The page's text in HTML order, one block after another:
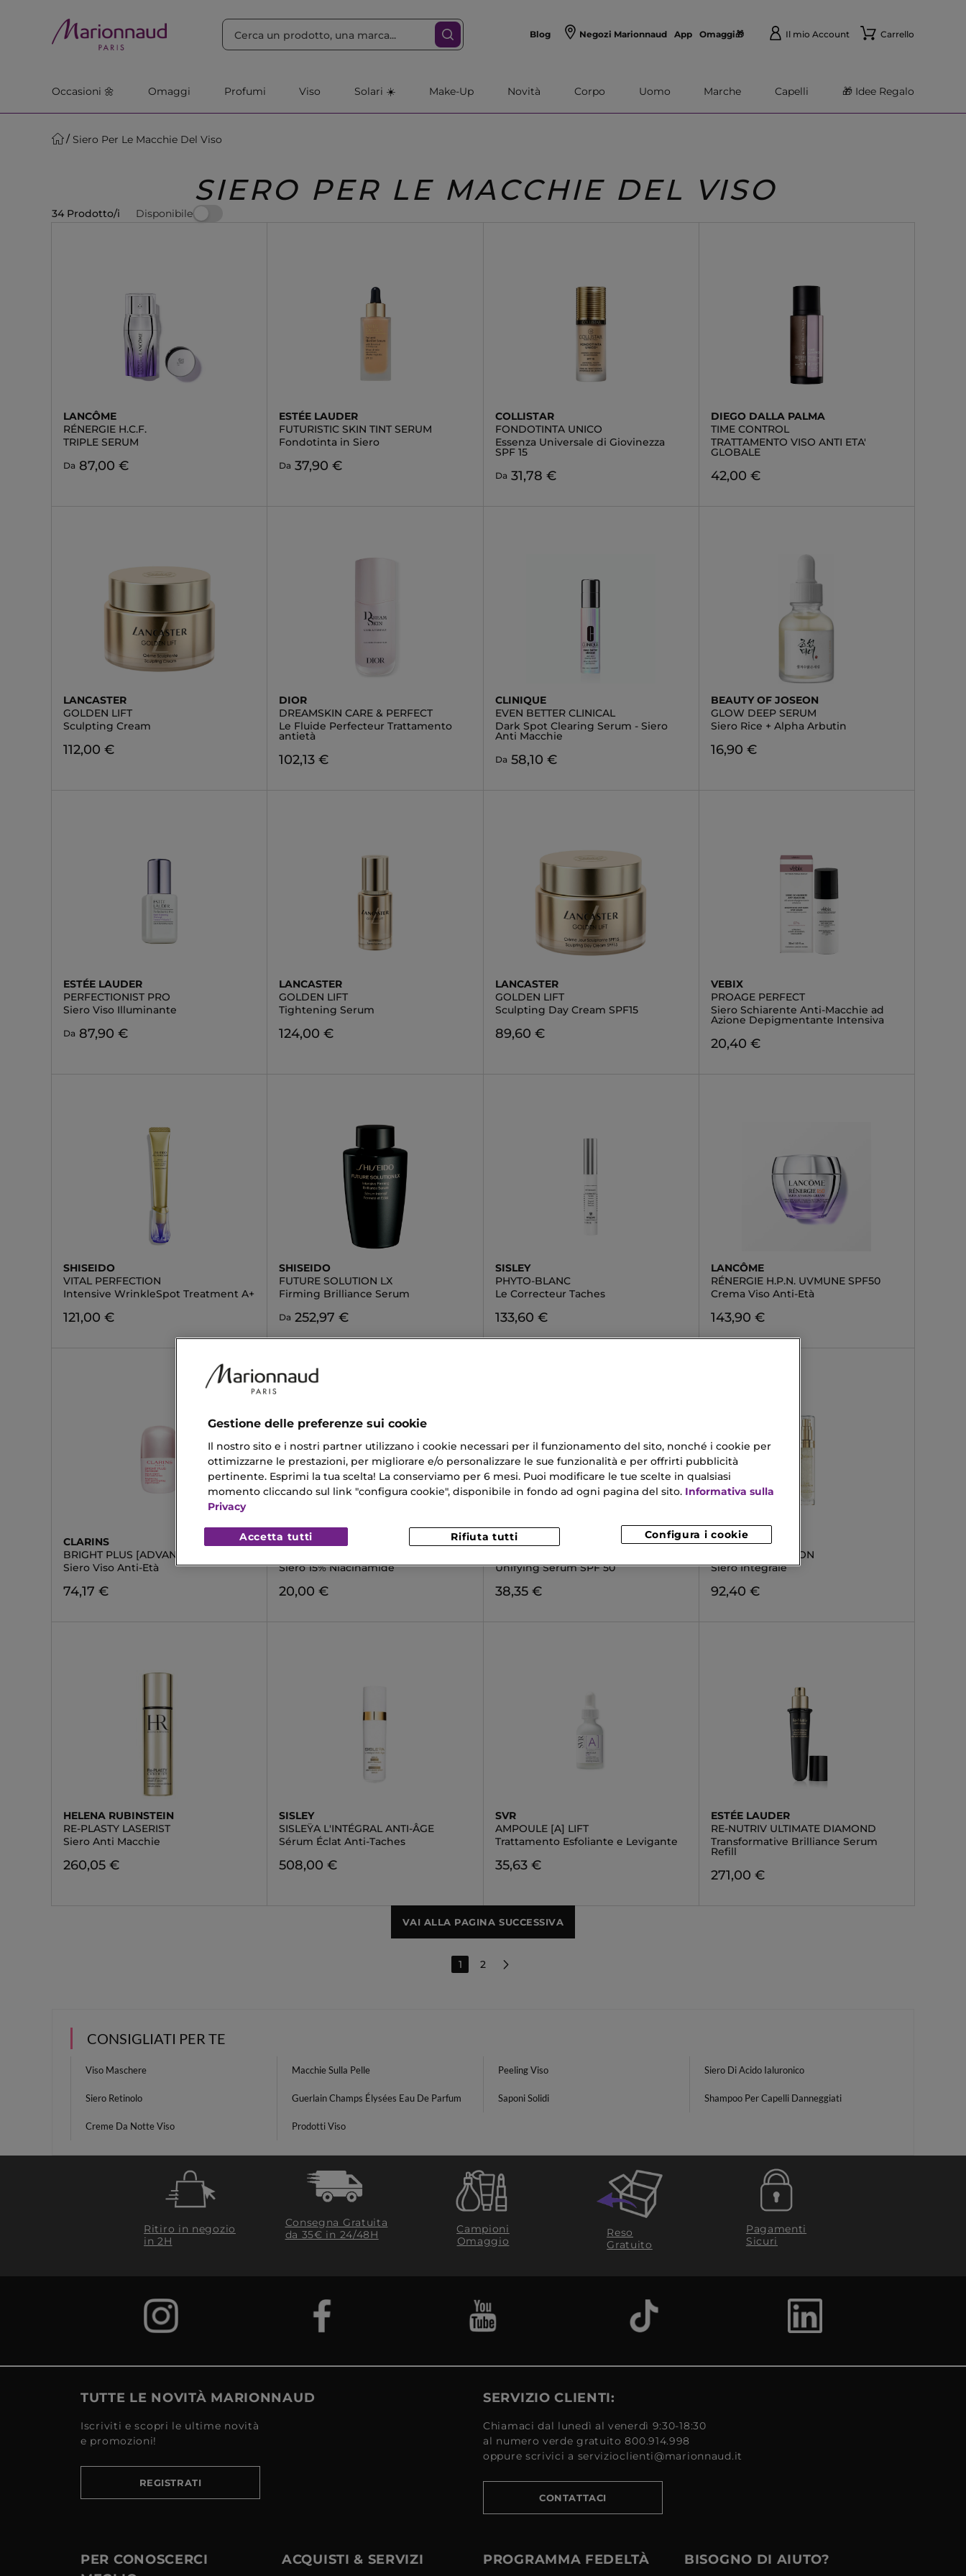
Blog Negozi Marionnaud App Omaggi🎁 Il mio Account Carrello
Occasioni 🌼 Omaggi Profumi Viso Solari ☀️ Make-Up Novità Corpo Uomo Marche Capelli 🎁 Idee Regalo
Siero Per Le Macchie Del Viso
SIERO PER LE MACCHIE DEL VISO
34 Prodotto/i Disponibile
LANCÔME
RÉNERGIE H.C.F.
TRIPLE SERUM
Da 87,00 €
ESTÉE LAUDER
FUTURISTIC SKIN TINT SERUM
Fondotinta in Siero
Da 37,90 €
COLLISTAR
FONDOTINTA UNICO
Essenza Universale di Giovinezza
SPF 15
Da 31,78 €
DIEGO DALLA PALMA
TIME CONTROL
TRATTAMENTO VISO ANTI ETA'
GLOBALE
42,00 €
LANCASTER
GOLDEN LIFT
Sculpting Cream
112,00 €
DIOR
DREAMSKIN CARE & PERFECT
Le Fluide Perfecteur Trattamento
antietà
102,13 €
CLINIQUE
EVEN BETTER CLINICAL
Dark Spot Clearing Serum - Siero
Anti Macchie
Da 58,10 €
BEAUTY OF JOSEON
GLOW DEEP SERUM
Siero Rice + Alpha Arbutin
16,90 €
ESTÉE LAUDER
PERFECTIONIST PRO
Siero Viso Illuminante
Da 87,90 €
LANCASTER
GOLDEN LIFT
Tightening Serum
124,00 €
LANCASTER
GOLDEN LIFT
Sculpting Day Cream SPF15
89,60 €
VEBIX
PROAGE PERFECT
Siero Schiarente Anti-Macchie ad
Azione Depigmentante Intensiva
20,40 €
SHISEIDO
VITAL PERFECTION
Intensive WrinkleSpot Treatment A+
121,00 €
SHISEIDO
FUTURE SOLUTION LX
Firming Brilliance Serum
Da 252,97 €
SISLEY
PHYTO-BLANC
Le Correcteur Taches
133,60 €
LANCÔME
RÉNERGIE H.P.N. UVMUNE SPF50
Crema Viso Anti-Età
143,90 €
CLARINS
BRIGHT PLUS [ADVANCED]
Siero Viso Anti-Età
74,17 €
COSRX
Siero 15% Niacinamide
20,00 €
LANCASTER
Unifying Serum SPF 50
38,35 €
QIRINESS
ÉLIXIR D'EXCEPTION
Siero Integrale
92,40 €
HELENA RUBINSTEIN
RE-PLASTY LASERIST
Siero Anti Macchie
260,05 €
SISLEY
SISLEŸA L'INTÉGRAL ANTI-ÂGE
Sérum Éclat Anti-Taches
508,00 €
SVR
AMPOULE [A] LIFT
Trattamento Esfoliante e Levigante
35,63 €
ESTÉE LAUDER
RE-NUTRIV ULTIMATE DIAMOND
Transformative Brilliance Serum
Refill
271,00 €
VAI ALLA PAGINA SUCCESSIVA
1 2
CONSIGLIATI PER TE
Viso Maschere Macchie Sulla Pelle Peeling Viso Siero Di Acido Ialuronico
Siero Retinolo Guerlain Champs Élysées Eau De Parfum Saponi Solidi Shampoo Per Capelli Danneggiati
Creme Da Notte Viso Prodotti Viso
Ritiro in negozio
in 2H
Consegna Gratuita
da 35€​ in 24/48H
Campioni
Omaggio
Reso
Gratuito
Pagamenti
Sicuri
TUTTE LE NOVITÀ MARIONNAUD
Iscriviti e scopri le ultime novità
e promozioni!
REGISTRATI
SERVIZIO CLIENTI:
Chiamaci dal lunedì al venerdì 9:30-18:30
al numero verde gratuito 800.914.998
oppure scrivici a servizioclienti@marionnaud.it
CONTATTACI
PER CONOSCERCI
ACQUISTI & SERVIZI PROGRAMMA FEDELTÀ BISOGNO DI AIUTO?
Gestione delle preferenze sui cookie
Il nostro sito e i nostri partner utilizzano i cookie necessari per il funzionamento del sito, nonché i cookie per
ottimizzarne le prestazioni, per migliorare e/o personalizzare le sue funzionalità e per offrirti pubblicità
pertinente. Esprimi la tua scelta! La conserviamo per 6 mesi. Puoi modificare le tue scelte in qualsiasi
momento cliccando sul link "configura cookie", disponibile in fondo ad ogni pagina del sito. Informativa sulla
Privacy
Configura i cookie
Rifiuta tutti
Accetta tutti